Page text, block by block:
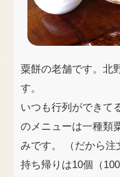
粟餅の老舗です。北
す。
いつも行列ができて
のメニューは一種類
みです。 （だから注
持ち帰りは10個（